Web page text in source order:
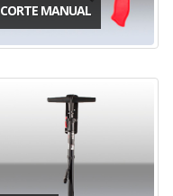
CORTE MANUAL